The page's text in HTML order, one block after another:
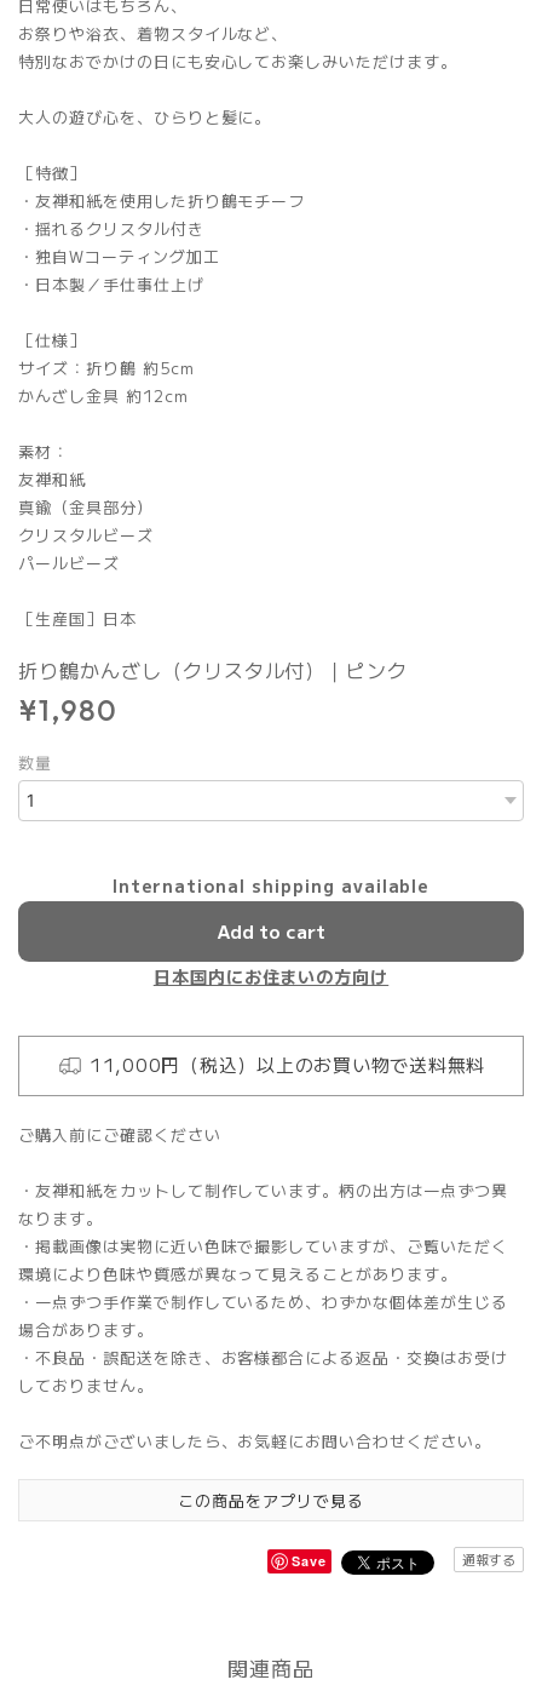
日常使いはもちろん、
お祭りや浴衣、着物スタイルなど、
特別なおでかけの日にも安心してお楽しみいただけます。
大人の遊び心を、ひらりと髪に。
［特徴］
・友禅和紙を使用した折り鶴モチーフ
・揺れるクリスタル付き
・独自Wコーティング加工
・日本製／手仕事仕上げ
［仕様］
サイズ：折り鶴 約5cm
かんざし金具 約12cm
素材：
友禅和紙
真鍮（金具部分）
クリスタルビーズ
パールビーズ
［生産国］日本
折り鶴かんざし（クリスタル付）｜ピンク
¥1,980
数量
International shipping available
Add to cart
日本国内にお住まいの方向け
11,000円（税込）以上のお買い物で送料無料
ご購入前にご確認ください
・友禅和紙をカットして制作しています。柄の出方は一点ずつ異
なります。
・掲載画像は実物に近い色味で撮影していますが、ご覧いただく
環境により色味や質感が異なって見えることがあります。
・一点ずつ手作業で制作しているため、わずかな個体差が生じる
場合があります。
・不良品・誤配送を除き、お客様都合による返品・交換はお受け
しておりません。
ご不明点がございましたら、お気軽にお問い合わせください。
この商品をアプリで見る
Save 通報する
関連商品